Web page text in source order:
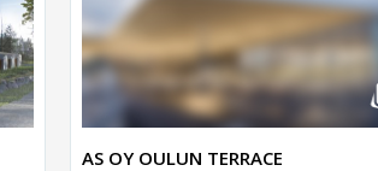
AS OY OULUN TERRACE